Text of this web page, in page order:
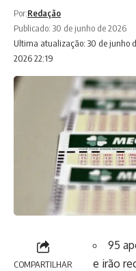
Ultima atualização: 30 de junho
2026 22:19
Por:Redação
Publicado: 30 de junho de 2026
COMPARTILHAR
95
e irão